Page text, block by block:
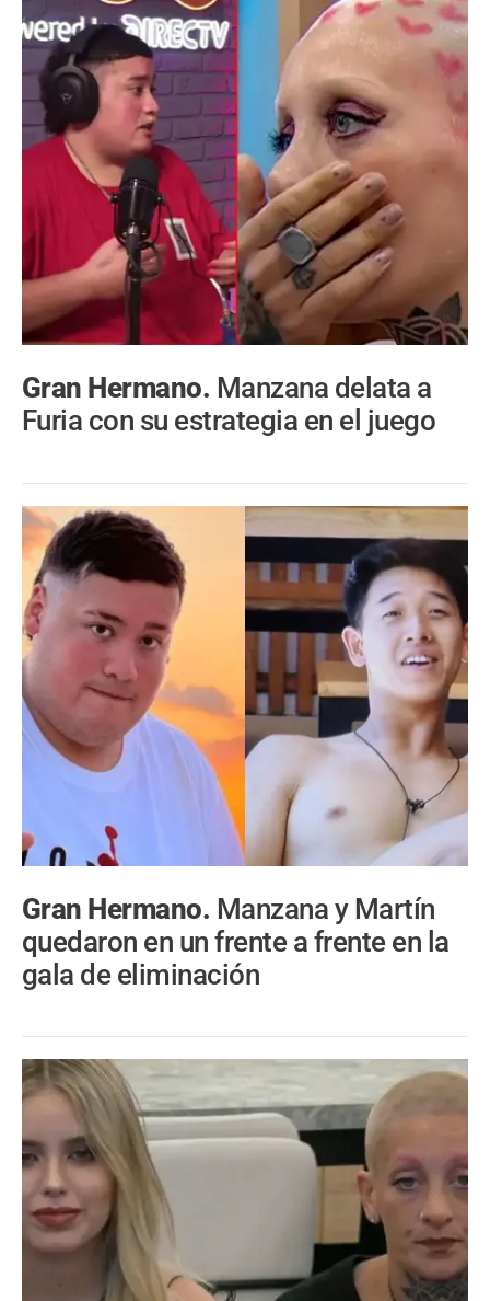
Gran Hermano. Manzana delata a
Furia con su estrategia en el juego
Gran Hermano. Manzana y Martín
quedaron en un frente a frente en la
gala de eliminación